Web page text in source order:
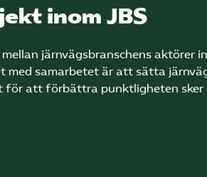
inom JBS
järnvägsbranschens aktörer
med samarbetet är att sätta
att förbättra punktligheten sker